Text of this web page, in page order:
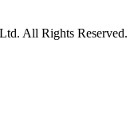
All Rights Reserved.